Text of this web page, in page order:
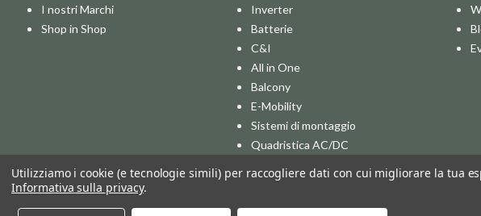
I nostri Marchi
Shop in Shop
Inverter
Batterie
C&I
All in One
Balcony
E-Mobility
Sistemi di montaggio
Quadristica AC/DC
Utilizziamo i cookie (e tecnologie simili) per raccogliere dati con cui migliorare la tua
Informativa sulla privacy.